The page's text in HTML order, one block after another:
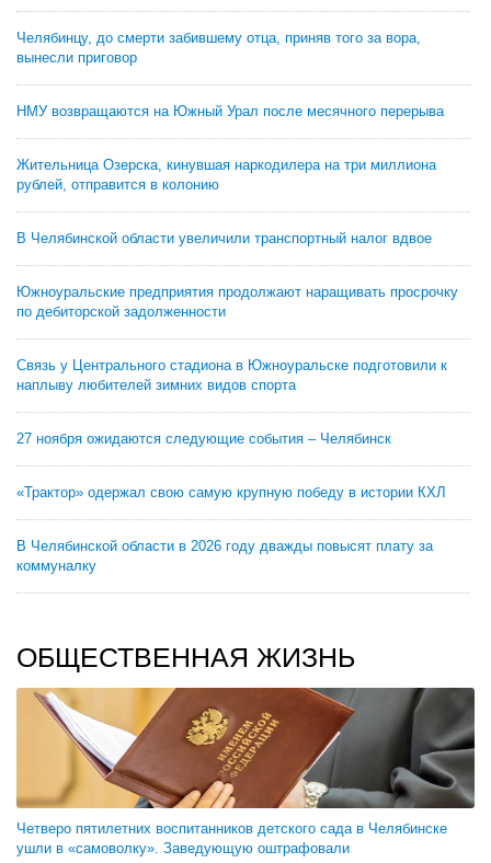
Челябинцу, до смерти забившему отца, приняв того за вора,
вынесли приговор
НМУ возвращаются на Южный Урал после месячного перерыва
Жительница Озерска, кинувшая наркодилера на три миллиона
рублей, отправится в колонию
В Челябинской области увеличили транспортный налог вдвое
Южноуральские предприятия продолжают наращивать просрочку
по дебиторской задолженности
Связь у Центрального стадиона в Южноуральске подготовили к
наплыву любителей зимних видов спорта
27 ноября ожидаются следующие события – Челябинск
«Трактор» одержал свою самую крупную победу в истории КХЛ
В Челябинской области в 2026 году дважды повысят плату за
коммуналку
ОБЩЕСТВЕННАЯ ЖИЗНЬ
Четверо пятилетних воспитанников детского сада в Челябинске
ушли в «самоволку». Заведующую оштрафовали